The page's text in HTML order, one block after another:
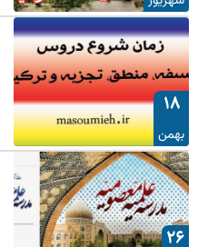
۱۸
بهمن
۲۶